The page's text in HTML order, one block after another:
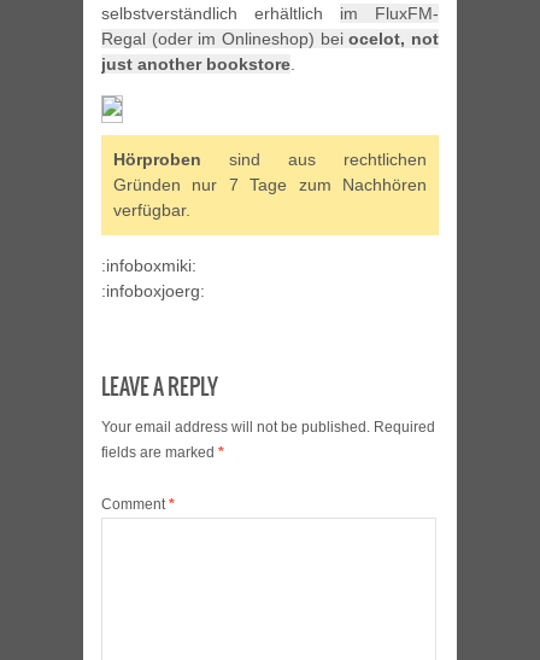
selbstverständlich erhältlich im FluxFM-
Regal (oder im Onlineshop) beiocelot, not
just another bookstore.
Hörproben sind aus rechtlichen
Gründen nur 7 Tage zum Nachhören
verfügbar.
:infoboxmiki:
:infoboxjoerg:
LEAVE A REPLY
Your email address will not be published. Required
fields are marked *
Comment*